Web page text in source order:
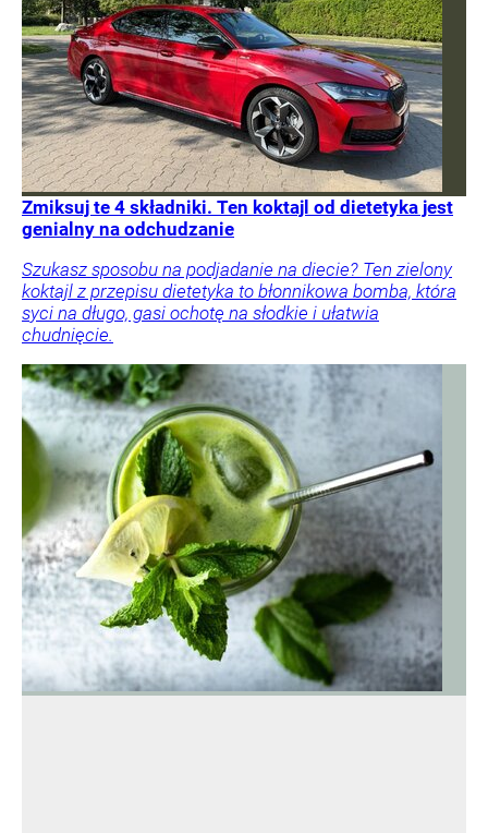
Zmiksuj te 4 składniki. Ten koktajl od dietetyka jest
genialny na odchudzanie
Szukasz sposobu na podjadanie na diecie? Ten zielony
koktajl z przepisu dietetyka to błonnikowa bomba, która
syci na długo, gasi ochotę na słodkie i ułatwia
chudnięcie.